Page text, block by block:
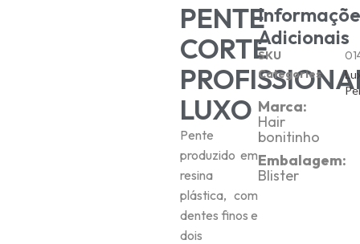
PENTE
CORTE
LUXO
Pente
produzido em
resina
plástica, com
dentes finos e
dois
Adicionais
SKU
Categories
Marca:
Hair
bonitinho
Embalagem:
Blister